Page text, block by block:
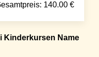
140.00 €
Kinderkursen Name